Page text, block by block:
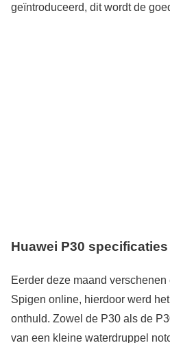
geïntroduceerd, dit wordt de
Huawei P30 specificaties
Eerder deze maand
Spigen online, hierdoor werd
onthuld. Zowel de P30 als de
van een kleine waterdruppel